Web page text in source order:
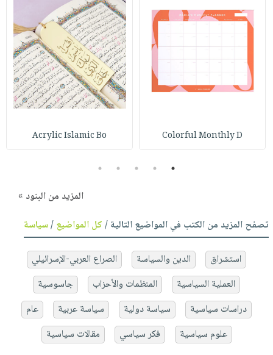
Colorful Monthly D
Acrylic Islamic Bo
1
2
3
4
5
المزيد من البنود »
تصفح المزيد من الكتب في المواضيع التالية /كل المواضيع/سياسة
استشراق الدين والسياسة
الصراع العربي-الإسرائيلي
العملية السياسية
المنظمات والأحزاب
جاسوسية
دراسات سياسية
سياسة دولية سياسة عربية
عام
علوم سياسية
فكر سياسي مقالات سياسية